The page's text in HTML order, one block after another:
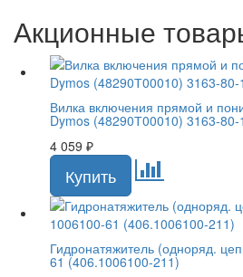
Акционные
Вилка включения прямой и
Dymos (48290Т00010) 3163-80-
4 059 ₽
Гидронатяжитель (одноряд.
61 (406.1006100-211)